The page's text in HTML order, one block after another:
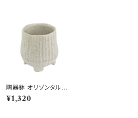
陶器鉢 オリゾンタルス
タンド ホワイト L ポタ
リー ミニ鉢
¥1,320